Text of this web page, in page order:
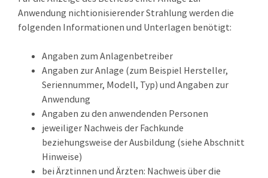
Anwendung nichtionisierender Strahlung werden die
folgenden Informationen und Unterlagen benötigt:
Angaben zum Anlagenbetreiber
Angaben zur Anlage (zum Beispiel Hersteller,
Seriennummer, Modell, Typ) und Angaben zur
Anwendung
Angaben zu den anwendenden Personen
jeweiliger Nachweis der Fachkunde
beziehungsweise der Ausbildung (siehe Abschnitt
Hinweise)
bei Ärztinnen und Ärzten: Nachweis über die